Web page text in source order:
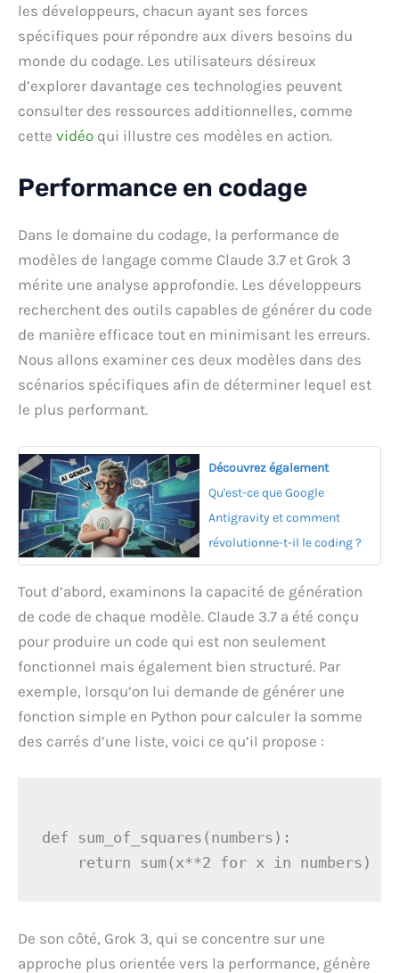
les développeurs, chacun ayant ses forces
spécifiques pour répondre aux divers besoins du
monde du codage. Les utilisateurs désireux
d’explorer davantage ces technologies peuvent
consulter des ressources additionnelles, comme
cette vidéo qui illustre ces modèles en action.
Performance en codage
Dans le domaine du codage, la performance de
modèles de langage comme Claude 3.7 et Grok 3
mérite une analyse approfondie. Les développeurs
recherchent des outils capables de générer du code
de manière efficace tout en minimisant les erreurs.
Nous allons examiner ces deux modèles dans des
scénarios spécifiques afin de déterminer lequel est
le plus performant.
Découvrez également
Qu'est-ce que Google
Antigravity et comment
révolutionne-t-il le coding ?
Tout d’abord, examinons la capacité de génération
de code de chaque modèle. Claude 3.7 a été conçu
pour produire un code qui est non seulement
fonctionnel mais également bien structuré. Par
exemple, lorsqu’on lui demande de générer une
fonction simple en Python pour calculer la somme
des carrés d’une liste, voici ce qu’il propose :
def sum_of_squares(numbers):
De son côté, Grok 3, qui se concentre sur une
approche plus orientée vers la performance, génère